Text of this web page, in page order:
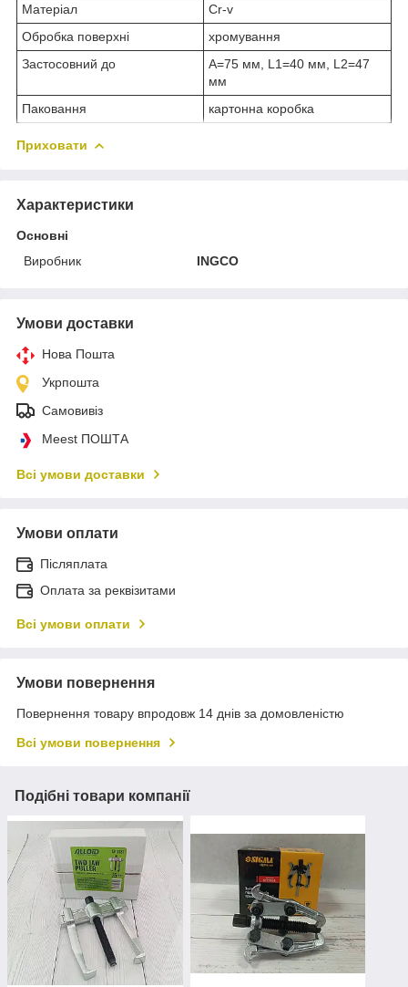
Матеріал
Cr-v
Обробка поверхні
хромування
Застосовний до
A=75 мм, L1=40 мм, L2=47
мм
Паковання
картонна коробка
Приховати
Характеристики
Основні
Виробник
INGCO
Умови доставки
Нова Пошта
Укрпошта
Самовивіз
Meest ПОШТА
Всі умови доставки
Умови оплати
Післяплата
Оплата за реквізитами
Всі умови оплати
Умови повернення
Повернення товару впродовж 14 днів за домовленістю
Всі умови повернення
Подібні товари компанії